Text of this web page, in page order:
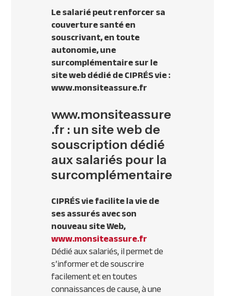
Le salarié peut renforcer sa
couverture santé en
souscrivant, en toute
autonomie, une
surcomplémentaire sur le
site web dédié deCIPRÉS vie :
www.monsiteassure.fr
www.monsiteassure
.fr : un site web de
souscription dédié
aux salariés pour la
surcomplémentaire
CIPRÉS vie facilite la vie de
ses assurés avec son
nouveau site Web,
www.monsiteassure.fr
Dédié aux salariés, il permet de
s’informer et de souscrire
facilement et en toutes
connaissances de cause, à une